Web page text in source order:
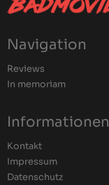
Navigation
Reviews
In memoriam
Informationen
Kontakt
Impressum
Datenschutz